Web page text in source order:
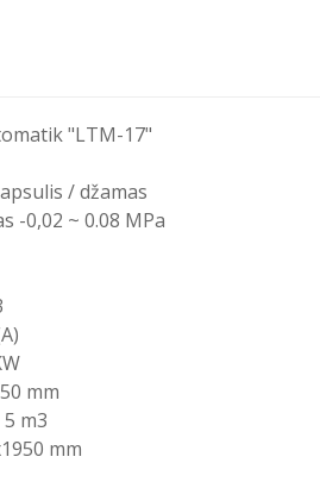
"LTM-17"
/ džamas
-0,02 ~ 0.08 MPa
mm
m3
mm